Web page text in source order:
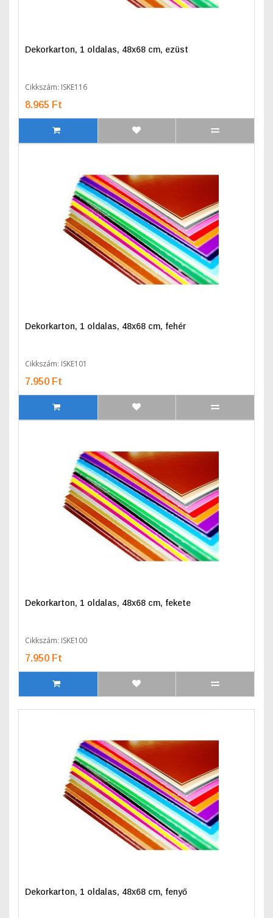
Dekorkarton, 1 oldalas, 48x68 cm, ezüst
Cikkszám: ISKE116
8.965 Ft
Dekorkarton, 1 oldalas, 48x68 cm, fehér
Cikkszám: ISKE101
7.950 Ft
Dekorkarton, 1 oldalas, 48x68 cm, fekete
Cikkszám: ISKE100
7.950 Ft
Dekorkarton, 1 oldalas, 48x68 cm, fenyő